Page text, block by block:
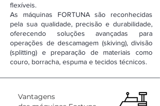
flexíveis.
As máquinas FORTUNA são reconhecidas
pela sua qualidade, precisão e durabilidade,
oferecendo soluções avançadas para
operações de descamagem (skiving), divisão
(splitting) e preparação de materiais como
couro, borracha, espuma e tecidos técnicos.
Vantagens